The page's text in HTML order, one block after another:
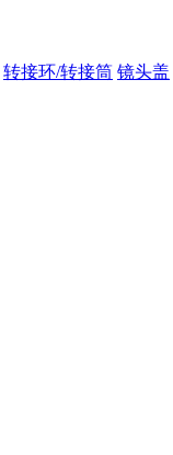
转接环/转接筒 镜头盖